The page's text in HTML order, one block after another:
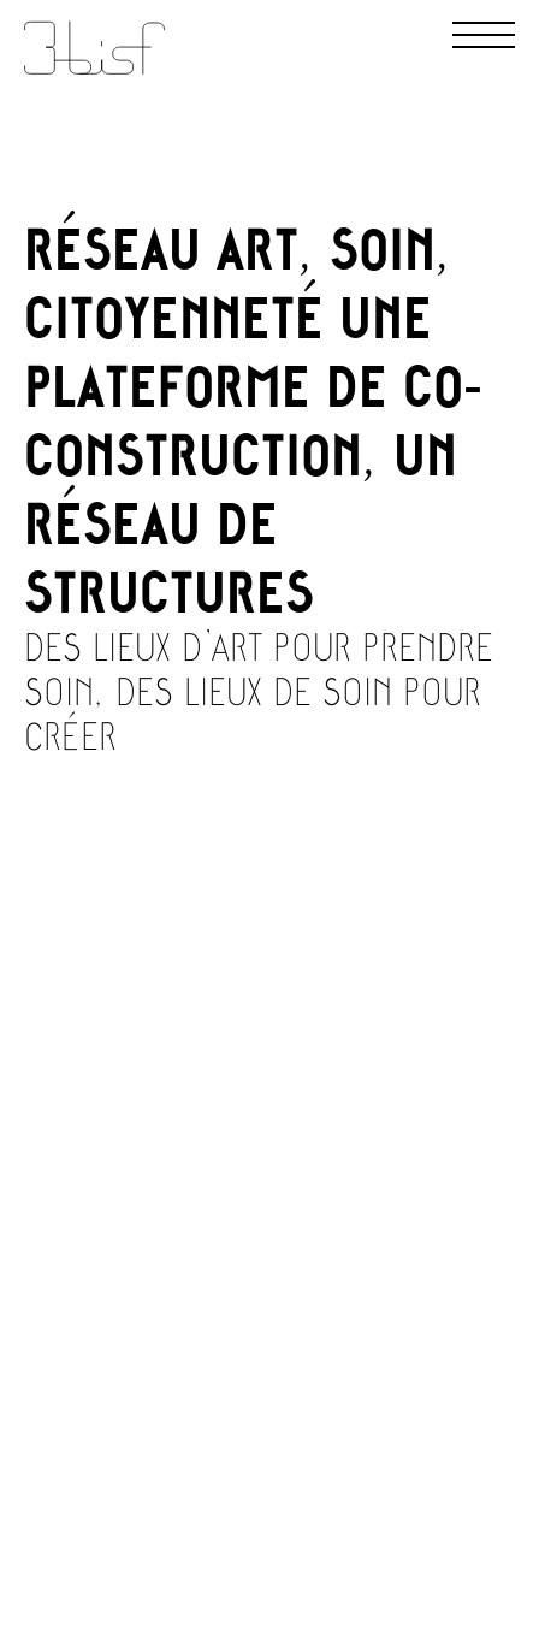
RÉSEAU ART, SOIN,
CITOYENNETÉ UNE
PLATEFORME DE CO-
CONSTRUCTION, UN
RÉSEAU DE
STRUCTURES
DES LIEUX D’ART POUR PRENDRE
SOIN, DES LIEUX DE SOIN POUR
CRÉER